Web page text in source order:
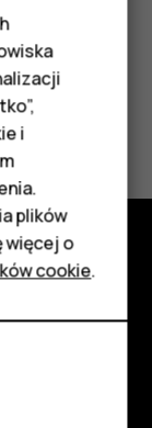
i
plików
więcej o
cookie.